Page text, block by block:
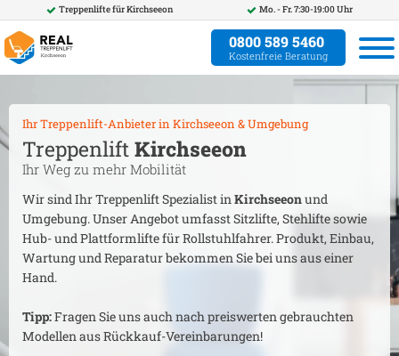
Treppenlifte fürKirchseeon Mo. - Fr. 7:30-19:00 Uhr
0800 589 5460
Kostenfreie Beratung
Ihr Treppenlift-Anbieter in Kirchseeon & Umgebung
Treppenlift Kirchseeon
Ihr Weg zu mehr Mobilität
Wir sind Ihr Treppenlift Spezialist inKirchseeonund
Umgebung. Unser Angebot umfasst Sitzlifte, Stehlifte sowie
Hub- und Plattformlifte für Rollstuhlfahrer. Produkt, Einbau,
Wartung und Reparatur bekommen Sie bei uns aus einer
Hand.
Tipp:Fragen Sie uns auch nach preiswerten gebrauchten
Modellen aus Rückkauf-Vereinbarungen!